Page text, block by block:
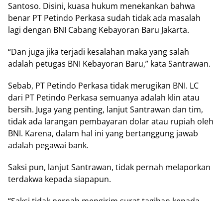
Santoso. Disini, kuasa hukum menekankan bahwa
benar PT Petindo Perkasa sudah tidak ada masalah
lagi dengan BNI Cabang Kebayoran Baru Jakarta.
“Dan juga jika terjadi kesalahan maka yang salah
adalah petugas BNI Kebayoran Baru,” kata Santrawan.
Sebab, PT Petindo Perkasa tidak merugikan BNI. LC
dari PT Petindo Perkasa semuanya adalah klin atau
bersih. Juga yang penting, lanjut Santrawan dan tim,
tidak ada larangan pembayaran dolar atau rupiah oleh
BNI. Karena, dalam hal ini yang bertanggung jawab
adalah pegawai bank.
Saksi pun, lanjut Santrawan, tidak pernah melaporkan
terdakwa kepada siapapun.